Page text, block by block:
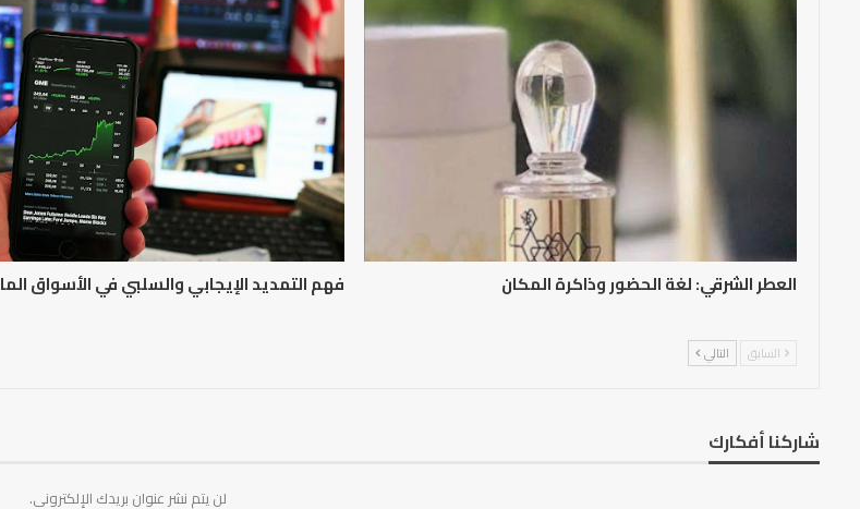
العطر الشرقي: لغة الحضور وذاكرة المكان فهم التمديد الإيجابي والسلبي في الأسواق
السابق التالي
شاركنا أفكارك
لن يتم نشر عنوان بريدك الإلكتروني.